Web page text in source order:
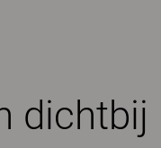
dichtbij